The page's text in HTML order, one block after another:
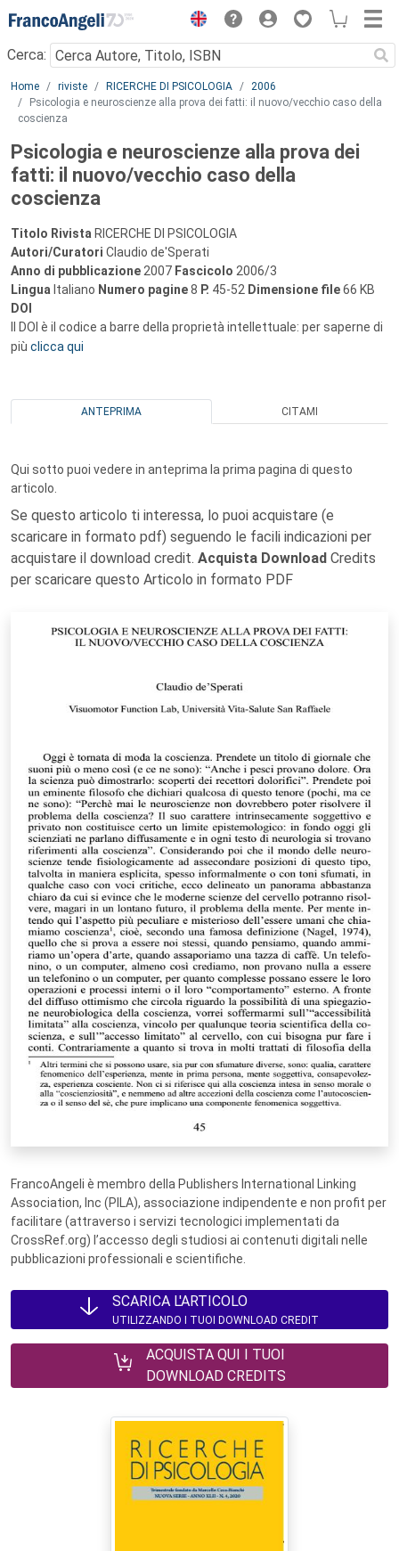
Menu
Cerca:
Main content
Home riviste RICERCHE DI PSICOLOGIA
2006
Psicologia e neuroscienze alla prova dei fatti: il nuovo/vecchio caso della
coscienza
Psicologia e neuroscienze alla prova dei
fatti: il nuovo/vecchio caso della
coscienza
Titolo Rivista RICERCHE DI PSICOLOGIA
Autori/Curatori Claudio de'Sperati
Anno di pubblicazione 2007 Fascicolo 2006/3
Lingua Italiano Numero pagine8 P. 45-52 Dimensione file66 KB
DOI
Il DOI è il codice a barre della proprietà intellettuale: per saperne di
più clicca qui
ANTEPRIMA CITAMI
Qui sotto puoi vedere in anteprima la prima pagina di questo
articolo.
Se questo articolo ti interessa, lo puoi acquistare (e
scaricare in formato pdf) seguendo le facili indicazioni per
acquistare il download credit. Acquista Download Credits
per scaricare questo Articolo in formato PDF
FrancoAngeli è membro della Publishers International Linking
Association, Inc (PILA), associazione indipendente e non profit per
facilitare (attraverso i servizi tecnologici implementati da
CrossRef.org) l’accesso degli studiosi ai contenuti digitali nelle
pubblicazioni professionali e scientifiche.
SCARICA L'ARTICOLO
UTILIZZANDO I TUOI DOWNLOAD CREDIT
ACQUISTA QUI I TUOI
DOWNLOAD CREDITS